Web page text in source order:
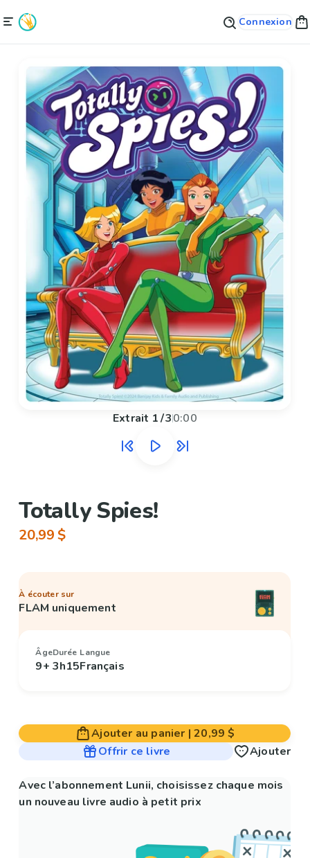
Connexion
Extrait 1/30:00
Totally Spies!
20,99 $
À écouter sur
FLAM uniquement
Âge
9+
Durée
3h15
Langue
Français
Ajouter au panier |20,99 $
Offrir ce livre
Ajouter
Avec l’abonnement Lunii, choisissez chaque mois
un nouveau livre audio à petit prix